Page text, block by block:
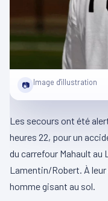
📷 Image d'illustration
Les secours ont été
heures 22, pour un
du carrefour Mahault au
Lamentin/Robert. À
homme gisant au sol.